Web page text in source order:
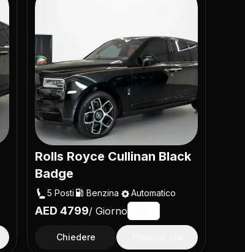
Rolls Royce Cullinan Black
Badge
5 Posti Benzina Automatico
AED 4799/ Giorno
Chiedere